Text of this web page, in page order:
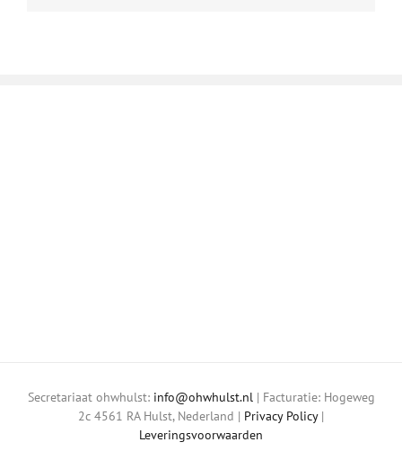
Secretariaat ohwhulst: info@ohwhulst.nl| Facturatie: Hogeweg
2c 4561 RA Hulst, Nederland | Privacy Policy|
Leveringsvoorwaarden